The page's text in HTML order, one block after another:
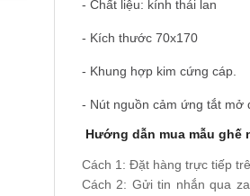
- Chất liệu: kính thái lan
- Kích thước 70x170
- Khung hợp kim cứng cáp.
- Nút nguồn cảm ứng tắt mở
Hướng dẫn mua mẫu ghế
Cách 1: Đặt hàng trực tiếp
Cách 2: Gửi tin nhắn qua